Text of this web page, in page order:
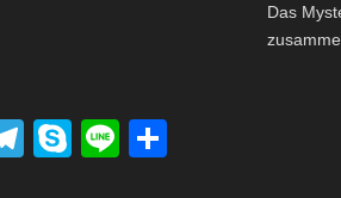
Das
T
S
Li